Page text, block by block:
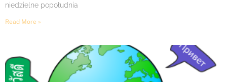
niedzielne popołudnia
Read More »